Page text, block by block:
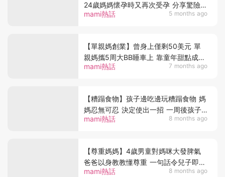
mami熱話 5 months ago
24歲媽媽懷孕時又再次受孕 分享驚險生
產經歷 網民驚呼生命奇蹟
mami熱話 7 months ago
【單親媽創業】曾身上僅剩50美元 單
親媽攜5周大BB睡車上 靠童年甜點成功
創業 為孩子撐出全新人生
mami熱話 8 months ago
【糟蹋食物】孩子邊吃邊玩糟蹋食物 媽
媽忍無可忍 決定使出一招 一周後孩子
態度大變
mami熱話 8 months ago
【尊重媽媽】4歲男童對媽咪大發脾氣
爸爸以身教教懂尊重 一句話令兒子即刻
道歉重設心態